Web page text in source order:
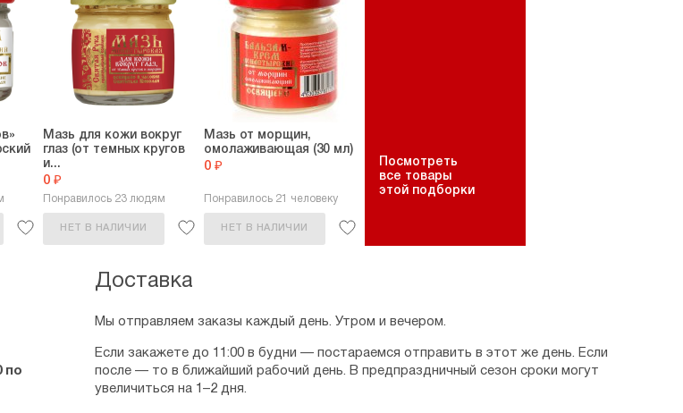
Мазь для кожи вокруг
глаз (от темных кругов
и...
0 ₽
Понравилось 23 людям
НЕТ В НАЛИЧИИ
Мазь от морщин,
омолаживающая (30 мл)
0 ₽
Понравилось 21 человеку
НЕТ В НАЛИЧИИ
Посмотреть
все товары
этой подборки
по
Доставка
Мы отправляем заказы каждый день. Утром и вечером.
Если закажете до 11:00 в будни — постараемся отправить в этот же день. Если
после — то в ближайший рабочий день. В предпраздничный сезон сроки могут
увеличиться на 1–2 дня.